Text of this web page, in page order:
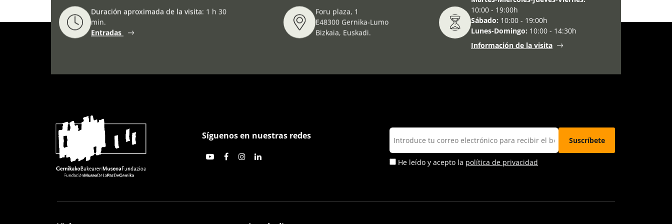
Duración aproximada de la visita: 1 h 30
min.
Entradas
Foru plaza, 1
E48300 Gernika-Lumo
Bizkaia, Euskadi.
10:00 - 19:00h
Sábado: 10:00 - 19:00h
Lunes-Domingo: 10:00 - 14:30h
Información de la visita
Síguenos en nuestras redes
He leído y acepto la política de privacidad